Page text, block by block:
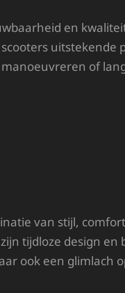
en
of
van stijl,
tijdloze design
ook een glimlach